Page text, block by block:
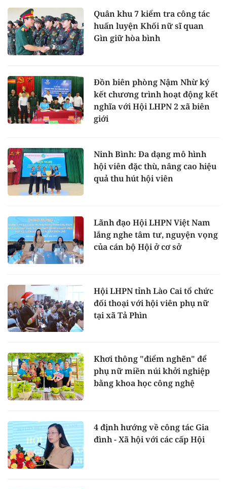
Quân khu 7 kiểm tra công tác
huấn luyện Khối nữ sĩ quan
Gìn giữ hòa bình
Đồn biên phòng Nậm Nhừ ký
kết chương trình hoạt động kết
nghĩa với Hội LHPN 2 xã biên
giới
Ninh Bình: Đa dạng mô hình
hội viên đặc thù, nâng cao hiệu
quả thu hút hội viên
Lãnh đạo Hội LHPN Việt Nam
lắng nghe tâm tư, nguyện vọng
của cán bộ Hội ở cơ sở
Hội LHPN tỉnh Lào Cai tổ chức
đối thoại với hội viên phụ nữ
tại xã Tả Phìn
Khơi thông "điểm nghẽn" để
phụ nữ miền núi khởi nghiệp
bằng khoa học công nghệ
4 định hướng về công tác Gia
đình - Xã hội với các cấp Hội